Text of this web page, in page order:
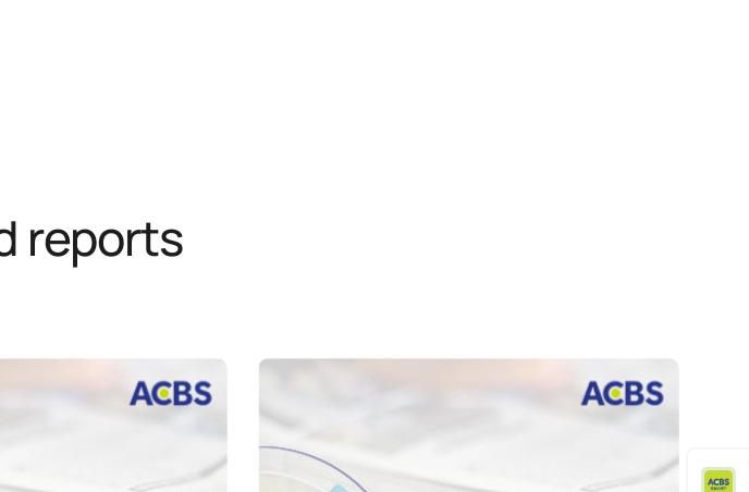
reports